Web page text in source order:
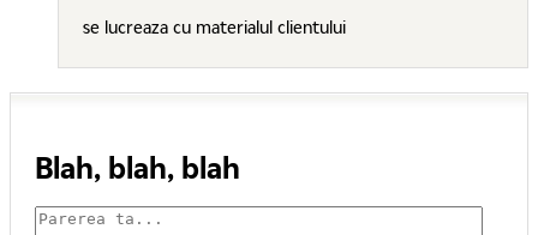
se lucreaza cu materialul clientului
Blah, blah, blah